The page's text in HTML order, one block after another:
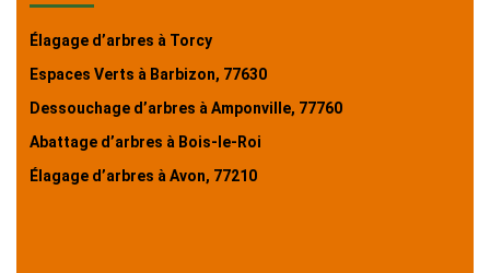
Élagage d’arbres à Torcy
Espaces Verts à Barbizon, 77630
Dessouchage d’arbres à Amponville, 77760
Abattage d’arbres à Bois-le-Roi
Élagage d’arbres à Avon, 77210